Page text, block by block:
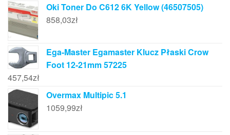
Oki Toner Do C612 6K Yellow (46507505)
858,03zł
Ega-Master Egamaster Klucz Płaski Crow
Foot 12-21mm 57225
457,54zł
Overmax Multipic 5.1
1059,99zł